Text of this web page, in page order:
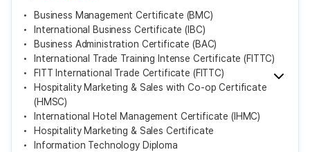
Business Management Certificate (BMC)
International Business Certificate (IBC)
Business Administration Certificate (BAC)
International Trade Training Intense Certificate (FITTC)
FITT International Trade Certificate (FITTC)
Hospitality Marketing & Sales with Co-op Certificate
(HMSC)
International Hotel Management Certificate (IHMC)
Hospitality Marketing & Sales Certificate
Information Technology Diploma